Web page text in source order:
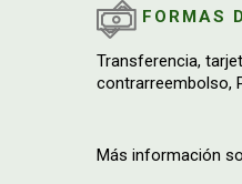
FORMAS
Transferencia,
contrarreembolso,
Más información